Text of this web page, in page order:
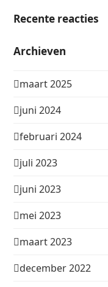
Recente reacties
Archieven
maart 2025
juni 2024
februari 2024
juli 2023
juni 2023
mei 2023
maart 2023
december 2022